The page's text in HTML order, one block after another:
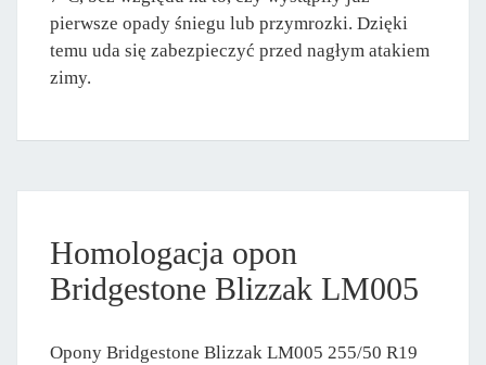
pierwsze opady śniegu lub przymrozki. Dzięki
temu uda się zabezpieczyć przed nagłym atakiem
zimy.
Homologacja opon
Bridgestone Blizzak LM005
Opony Bridgestone Blizzak LM005 255/50 R19